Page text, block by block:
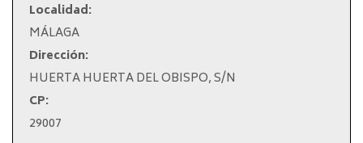
Localidad:
MÁLAGA
Dirección:
HUERTA HUERTA DEL OBISPO, S/N
CP:
29007